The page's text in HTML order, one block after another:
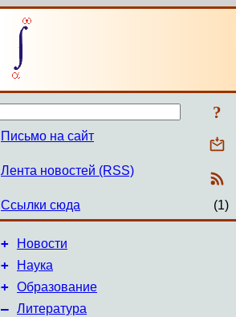
?
Письмо на сайт
Лента новостей (RSS)
Ссылки сюда (1)
+ Новости
+ Наука
+ Образование
– Литература